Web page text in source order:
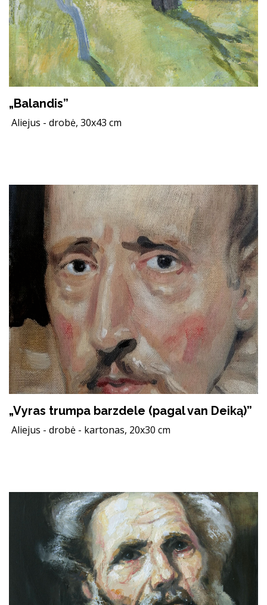
„Balandis”
Aliejus - drobė, 30x43 cm
„Vyras trumpa barzdele (pagal van Deiką)”
Aliejus - drobė - kartonas, 20x30 cm